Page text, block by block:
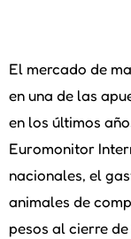
El mercado de
en una de las
en los últimos
Euromonitor
nacionales, el
animales de
pesos al cierre